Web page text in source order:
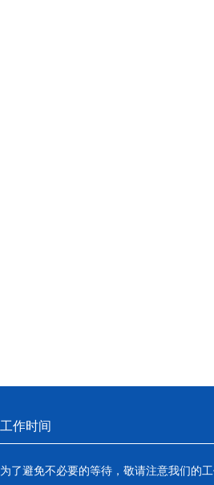
工作时间
为了避免不必要的等待，敬请注意我们的